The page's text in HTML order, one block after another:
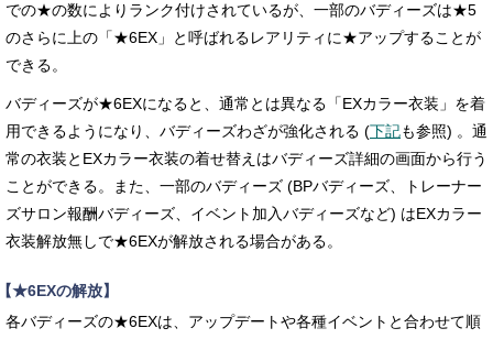
での★の数によりランク付けされているが、一部のバディーズは★5
のさらに上の「★6EX」と呼ばれるレアリティに★アップすることが
できる。
バディーズが★6EXになると、通常とは異なる「EXカラー衣装」を着
用できるようになり、バディーズわざが強化される (下記も参照) 。通
常の衣装とEXカラー衣装の着せ替えはバディーズ詳細の画面から行う
ことができる。また、一部のバディーズ (BPバディーズ、トレーナー
ズサロン報酬バディーズ、イベント加入バディーズなど) はEXカラー
衣装解放無しで★6EXが解放される場合がある。
★6EXの解放】
各バディーズの★6EXは、アップデートや各種イベントと合わせて順